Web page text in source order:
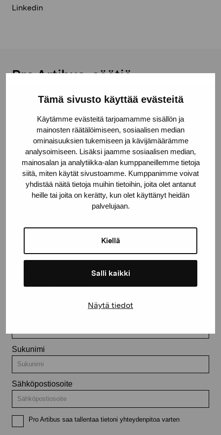
Tämä sivusto käyttää evästeitä
Käytämme evästeitä tarjoamamme sisällön ja
mainosten räätälöimiseen, sosiaalisen median
ominaisuuksien tukemiseen ja kävijämäärämme
analysoimiseen. Lisäksi jaamme sosiaalisen median,
mainosalan ja analytiikka-alan kumppaneillemme tietoja
siitä, miten käytät sivustoamme. Kumppanimme voivat
yhdistää näitä tietoja muihin tietoihin, joita olet antanut
heille tai joita on kerätty, kun olet käyttänyt heidän
palvelujaan.
Kiellä
Salli kaikki
Näytä tiedot
Linkedin
Pro Artibus -säätiö
10600 Tammisaari
proartibus@proartibus.fi
+358 (0)50 371 6339
Pysy ajantasalla näyttelyistä ja
tapahtumista
Sukunimi
Sähköpostiosoite
Pro Artibus saa tallentaa tietoni yhteydenpitoa varten